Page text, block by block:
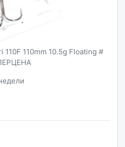
110mm 10.5g Floating #